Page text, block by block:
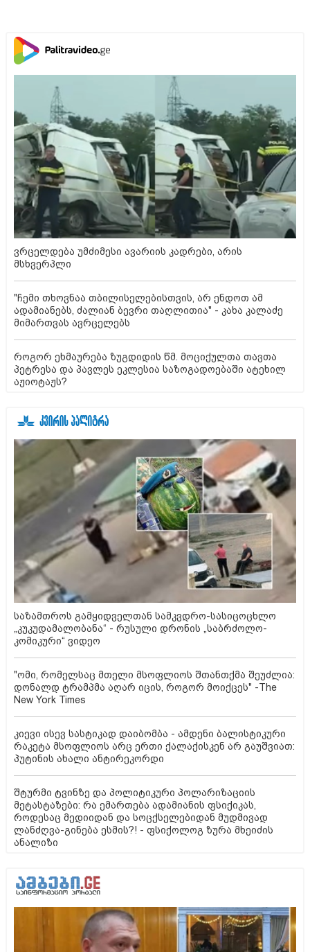
ვრცელდება უმძიმესი ავარიის კადრები, არის
მსხვერპლი
"ჩემი თხოვნაა თბილისელებისთვის, არ ენდოთ ამ
ადამიანებს, ძალიან ბევრი თაღლითია" - კახა კალაძე
მიმართვას ავრცელებს
როგორ ეხმაურება ზუგდიდის წმ. მოციქულთა თავთა
პეტრესა და პავლეს ეკლესია საზოგადოებაში ატეხილ
აჟიოტაჟს?
საზამთროს გამყიდველთან სამკვდრო-სასიცოცხლო
„კუკუდამალობანა“ - რუსული დრონის „საბრძოლო-
კომიკური“ ვიდეო
"ომი, რომელსაც მთელი მსოფლიოს შთანთქმა შეუძლია:
დონალდ ტრამპმა აღარ იცის, როგორ მოიქცეს" -The
New York Times
კიევი ისევ სასტიკად დაიბომბა - ამდენი ბალისტიკური
რაკეტა მსოფლიოს არც ერთი ქალაქისკენ არ გაუშვიათ:
პუტინის ახალი ანტირეკორდი
შტურმი ტვინზე და პოლიტიკური პოლარიზაციის
მეტასტაზები: რა ემართება ადამიანის ფსიქიკას,
როდესაც მედიიდან და სოცქსელებიდან მუდმივად
ლანძღვა-გინება ესმის?! - ფსიქოლოგ ზურა მხეიძის
ანალიზი